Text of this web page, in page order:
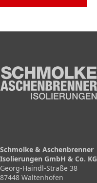
Schmolke & Aschenbrenner
Isolierungen GmbH & Co. KG
Georg-Haindl-Straße 38
87448 Waltenhofen